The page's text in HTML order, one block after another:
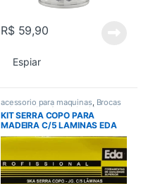
R$59,90
Espiar
acessorio para maquinas, Brocas
e Serras,Parafusadeira / furadeira
Todos
KIT SERRA COPO PARA
MADEIRA C/5 LAMINAS EDA